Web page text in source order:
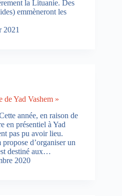
la Lituanie. Des
emmèneront les
2021
de Yad Vashem »
année, en raison de
en présentiel à Yad
pas pu avoir lieu.
d’organiser un
destiné aux…
2020